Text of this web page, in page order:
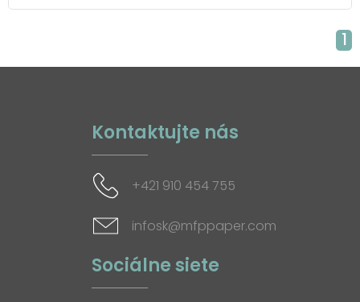
1
Kontaktujte nás
+421 910 454 755
infosk@mfppaper.com
Sociálne siete